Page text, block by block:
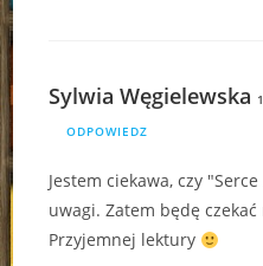
Sylwia Węgielewska
ODPOWIEDZ
Jestem ciekawa, czy
uwagi. Zatem będę
Przyjemnej lektury